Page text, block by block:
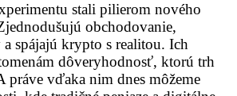
stali pilierom nového
obchodovanie,
spájajú krypto s realitou. Ich
dôveryhodnosť, ktorú trh
vďaka nim dnes môžeme